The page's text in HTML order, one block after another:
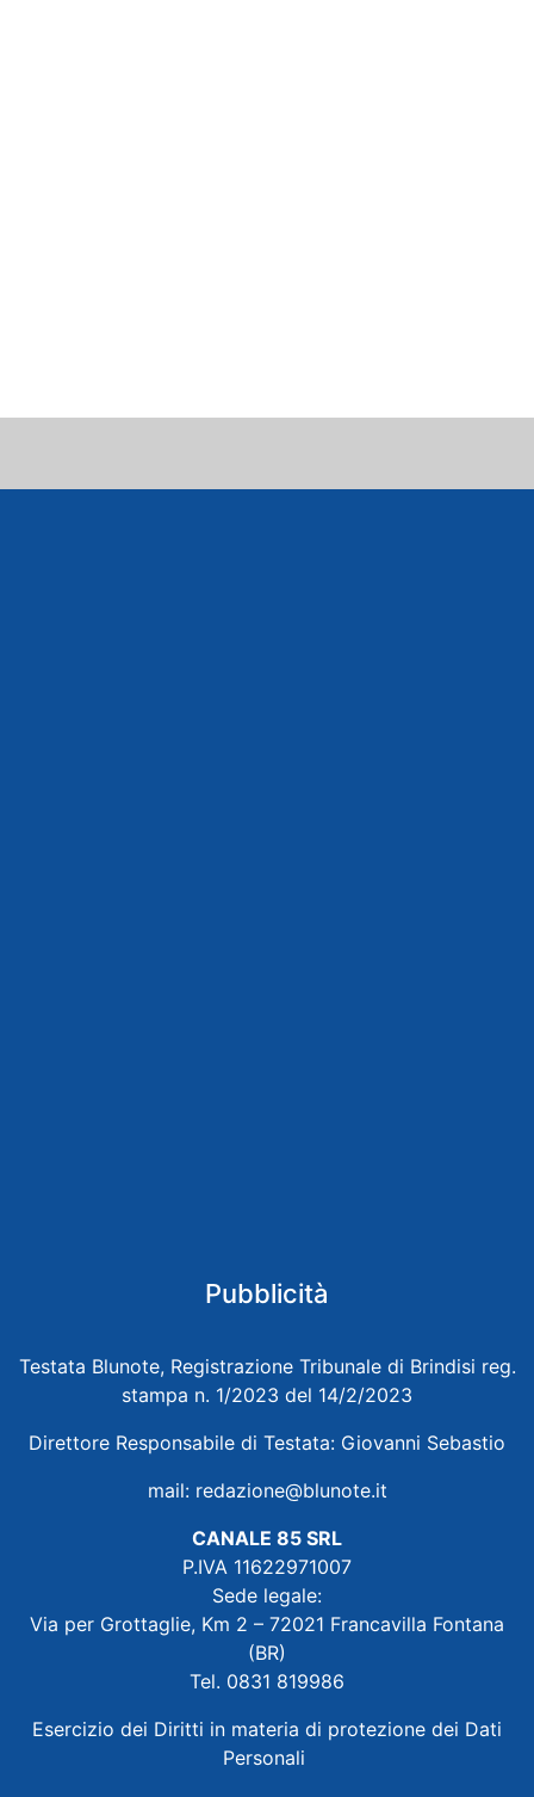
Pubblicità
Testata Blunote, Registrazione Tribunale di Brindisi reg.
stampa n. 1/2023 del 14/2/2023
Direttore Responsabile di Testata: Giovanni Sebastio
mail: redazione@blunote.it
CANALE 85 SRL
P.IVA 11622971007
Sede legale:
Via per Grottaglie, Km 2 – 72021 Francavilla Fontana
(BR)
Tel. 0831 819986
Esercizio dei Diritti in materia di protezione dei Dati
Personali